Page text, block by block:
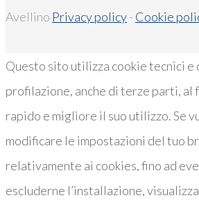
Avellino Privacy policy- Cookie
Questo sito utilizza cookie tecnici e
profilazione, anche di terze parti, al
rapido e migliore il suo utilizzo. Se
modificare le impostazioni del tuo
relativamente ai cookies, fino ad
escluderne l’installazione,